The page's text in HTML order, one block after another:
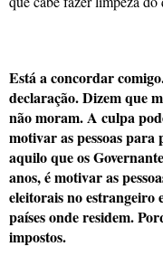
Está a concordar
declaração. Dizem que
não moram. A culpa
motivar as pessoas
aquilo que os
anos, é motivar as
eleitorais no estrangeiro
países onde residem.
impostos.